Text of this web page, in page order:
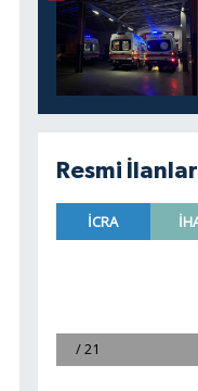
Resmi İlanlar